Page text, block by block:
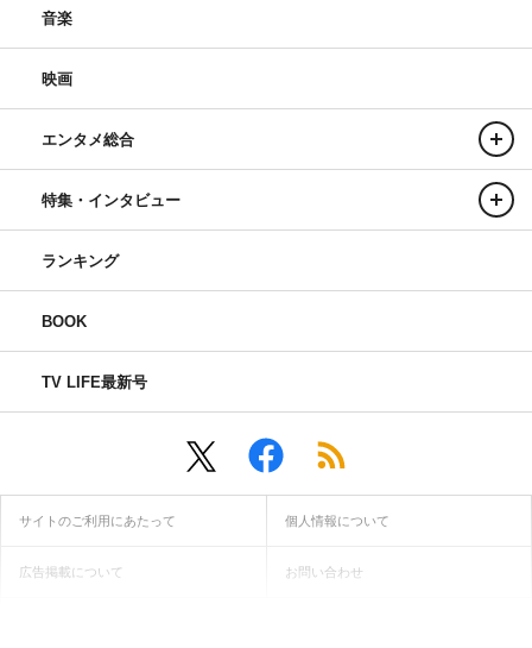
音楽
映画
エンタメ総合
特集・インタビュー
ランキング
BOOK
TV LIFE最新号
サイトのご利用にあたって 個人情報について
広告掲載について お問い合わせ